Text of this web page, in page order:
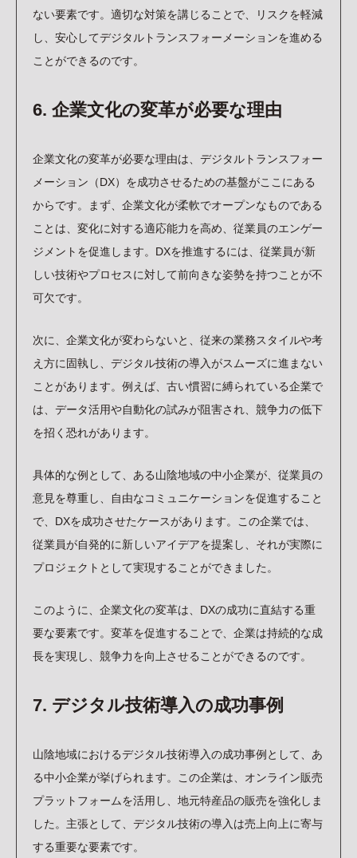
ない要素です。適切な対策を講じることで、リスクを軽減
し、安心してデジタルトランスフォーメーションを進める
ことができるのです。
6. 企業文化の変革が必要な理由
企業文化の変革が必要な理由は、デジタルトランスフォー
メーション（DX）を成功させるための基盤がここにある
からです。まず、企業文化が柔軟でオープンなものである
ことは、変化に対する適応能力を高め、従業員のエンゲー
ジメントを促進します。DXを推進するには、従業員が新
しい技術やプロセスに対して前向きな姿勢を持つことが不
可欠です。
次に、企業文化が変わらないと、従来の業務スタイルや考
え方に固執し、デジタル技術の導入がスムーズに進まない
ことがあります。例えば、古い慣習に縛られている企業で
は、データ活用や自動化の試みが阻害され、競争力の低下
を招く恐れがあります。
具体的な例として、ある山陰地域の中小企業が、従業員の
意見を尊重し、自由なコミュニケーションを促進すること
で、DXを成功させたケースがあります。この企業では、
従業員が自発的に新しいアイデアを提案し、それが実際に
プロジェクトとして実現することができました。
このように、企業文化の変革は、DXの成功に直結する重
要な要素です。変革を促進することで、企業は持続的な成
長を実現し、競争力を向上させることができるのです。
7. デジタル技術導入の成功事例
山陰地域におけるデジタル技術導入の成功事例として、あ
る中小企業が挙げられます。この企業は、オンライン販売
プラットフォームを活用し、地元特産品の販売を強化しま
した。主張として、デジタル技術の導入は売上向上に寄与
する重要な要素です。